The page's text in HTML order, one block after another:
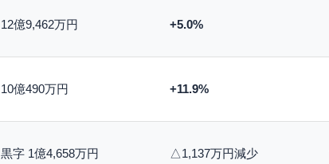
12億9,462万円 +5.0%
10億490万円 +11.9%
黒字 1億4,658万円 △1,137万円減少